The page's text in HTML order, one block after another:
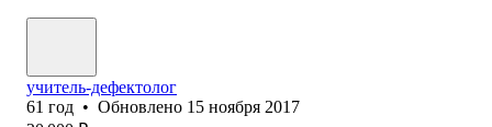
учитель-дефектолог
61 год • Обновлено 15 ноября 2017